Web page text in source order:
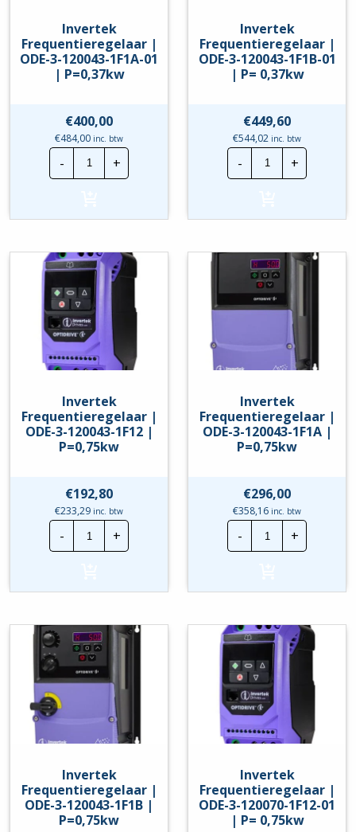
Invertek
Frequentieregelaar |
ODE-3-120043-1F1A-01
| P=0,37kw
€400,00
€484,00 inc. btw
-
Invertek
Frequentieregelaar
|
120043-
|
P=0,37kw
hoeveelheid
+
Invertek
Frequentieregelaar |
ODE-3-120043-1F1B-01
| P= 0,37kw
€449,60
€544,02 inc. btw
-
Invertek
|
120043-
|
P=
0,37kw
hoeveelheid
+
Invertek
Frequentieregelaar |
ODE-3-120043-1F12 |
P=0,75kw
€192,80
€233,29 inc. btw
-
Invertek
Frequentieregelaar
|
120043-
P=0,75kw
hoeveelheid
+
Invertek
Frequentieregelaar |
ODE-3-120043-1F1A |
P=0,75kw
€296,00
€358,16 inc. btw
-
Invertek
|
120043-
P=0,75kw
hoeveelheid
+
Invertek
Frequentieregelaar |
ODE-3-120043-1F1B |
P=0,75kw
Invertek
Frequentieregelaar |
ODE-3-120070-1F12-01
| P= 0,75kw